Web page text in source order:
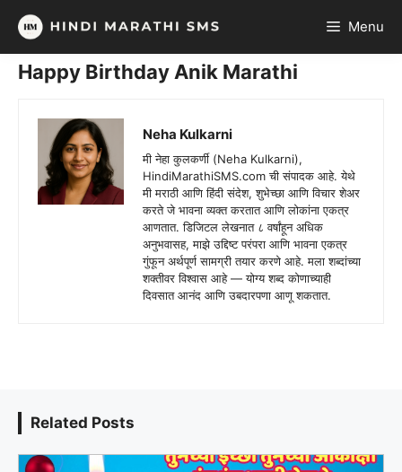
Skip
content
Menu
Happy Birthday Anik Marathi
Neha Kulkarni
मी नेहा कुलकर्णी (Neha Kulkarni),
HindiMarathiSMS.com ची संपादक आहे. येथे
मी मराठी आणि हिंदी संदेश, शुभेच्छा आणि विचार शेअर
करते जे भावना व्यक्त करतात आणि लोकांना एकत्र
आणतात. डिजिटल लेखनात ८ वर्षांहून अधिक
अनुभवासह, माझे उद्दिष्ट परंपरा आणि भावना एकत्र
गुंफून अर्थपूर्ण सामग्री तयार करणे आहे. मला शब्दांच्या
शक्तीवर विश्वास आहे — योग्य शब्द कोणाच्याही
दिवसात आनंद आणि उबदारपणा आणू शकतात.
Related Posts